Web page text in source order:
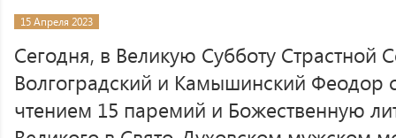
15 Апреля 2023
Сегодня, в Великую Субботу Страстной
Волгоградский и Камышинский
чтением 15 паремий и Божественную